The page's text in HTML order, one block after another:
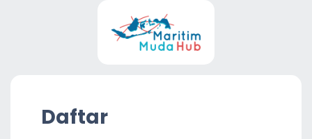
Daftar